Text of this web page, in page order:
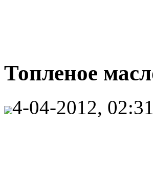
Топленое
4-04-2012, 02:31